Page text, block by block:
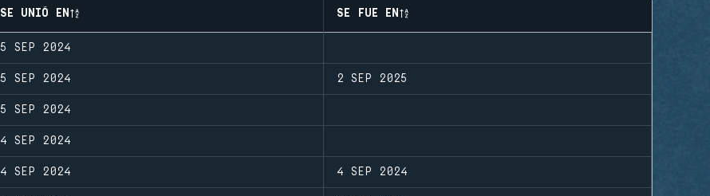
SE UNIÓ EN SE FUE EN
5 SEP 2024
5 SEP 2024 2 SEP 2025
5 SEP 2024
4 SEP 2024
4 SEP 2024 4 SEP 2024